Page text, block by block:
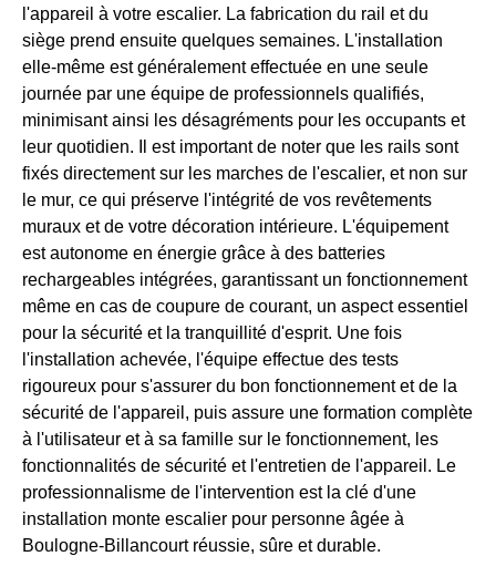
l'appareil à votre escalier. La fabrication du rail et du
siège prend ensuite quelques semaines. L'installation
elle-même est généralement effectuée en une seule
journée par une équipe de professionnels qualifiés,
minimisant ainsi les désagréments pour les occupants et
leur quotidien. Il est important de noter que les rails sont
fixés directement sur les marches de l'escalier, et non sur
le mur, ce qui préserve l'intégrité de vos revêtements
muraux et de votre décoration intérieure. L'équipement
est autonome en énergie grâce à des batteries
rechargeables intégrées, garantissant un fonctionnement
même en cas de coupure de courant, un aspect essentiel
pour la sécurité et la tranquillité d'esprit. Une fois
l'installation achevée, l'équipe effectue des tests
rigoureux pour s'assurer du bon fonctionnement et de la
sécurité de l'appareil, puis assure une formation complète
à l'utilisateur et à sa famille sur le fonctionnement, les
fonctionnalités de sécurité et l'entretien de l'appareil. Le
professionnalisme de l'intervention est la clé d'une
installation monte escalier pour personne âgée à
Boulogne-Billancourt réussie, sûre et durable.